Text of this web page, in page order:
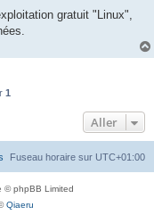
gratuit "Linux",
1
Aller
Fuseau horaire sur UTC+01:00
© phpBB Limited
Qiaeru